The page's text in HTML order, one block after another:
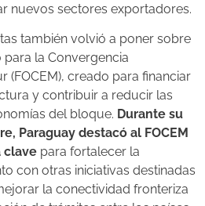
nuevos sectores exportadores.
también volvió a poner sobre
la Convergencia
(FOCEM), creado para financiar
y contribuir a reducir las
del bloque. Durante su
Paraguay destacó al FOCEM
clave para fortalecer la
con otras iniciativas destinadas
la conectividad fronteriza